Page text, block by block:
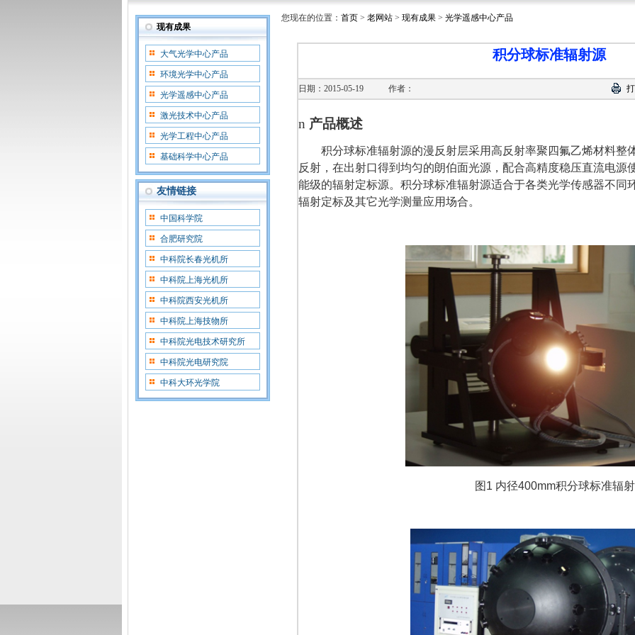
现有成果
大气光学中心产品
环境光学中心产品
光学遥感中心产品
激光技术中心产品
光学工程中心产品
基础科学中心产品
友情链接
中国科学院
合肥研究院
中科院长春光机所
中科院上海光机所
中科院西安光机所
中科院上海技物所
中科院光电技术研究所
中科院光电研究院
中科大环光学院
您现在的位置： 首页 > 老网站 > 现有成果 > 光学遥感中心产品
积分球标准辐射源
日期：2015-05-19 作者：
n 产品概述
积分球标准辐射源的漫反射层采用高反射率聚四氟乙烯材料整
反射，在出射口得到均匀的朗伯面光源，配合高精度稳压直流电源
能级的辐射定标源。积分球标准辐射源适合于各类光学传感器不同
辐射定标及其它光学测量应用场合。
图 1 内径400mm积分球标准辐